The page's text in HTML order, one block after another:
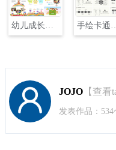
JOJO【查看
发表作品：